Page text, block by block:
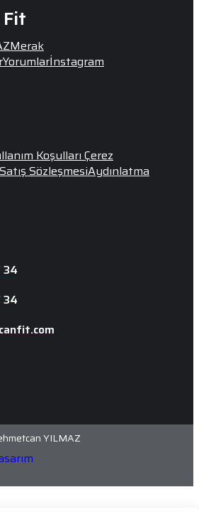
Merak
Yorumlarİnstagram
KoşullarıÇerez
SözleşmesiAydınlatma
34
34
YILMAZ